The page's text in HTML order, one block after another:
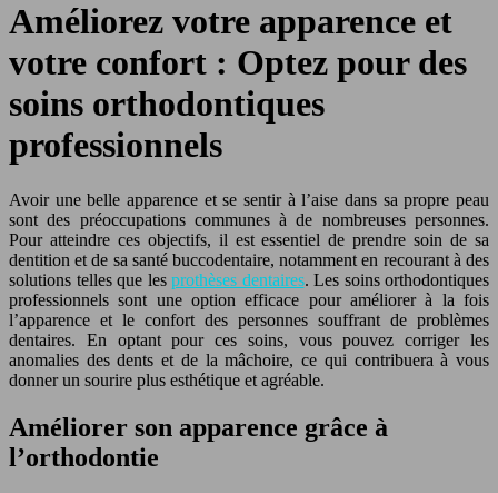
Améliorez votre apparence et
votre confort : Optez pour des
soins orthodontiques
professionnels
Avoir une belle apparence et se sentir à l’aise dans sa propre peau
sont des préoccupations communes à de nombreuses personnes.
Pour atteindre ces objectifs, il est essentiel de prendre soin de sa
dentition et de sa santé buccodentaire, notamment en recourant à des
solutions telles que les prothèses dentaires. Les soins orthodontiques
professionnels sont une option efficace pour améliorer à la fois
l’apparence et le confort des personnes souffrant de problèmes
dentaires. En optant pour ces soins, vous pouvez corriger les
anomalies des dents et de la mâchoire, ce qui contribuera à vous
donner un sourire plus esthétique et agréable.
Améliorer son apparence grâce à
l’orthodontie